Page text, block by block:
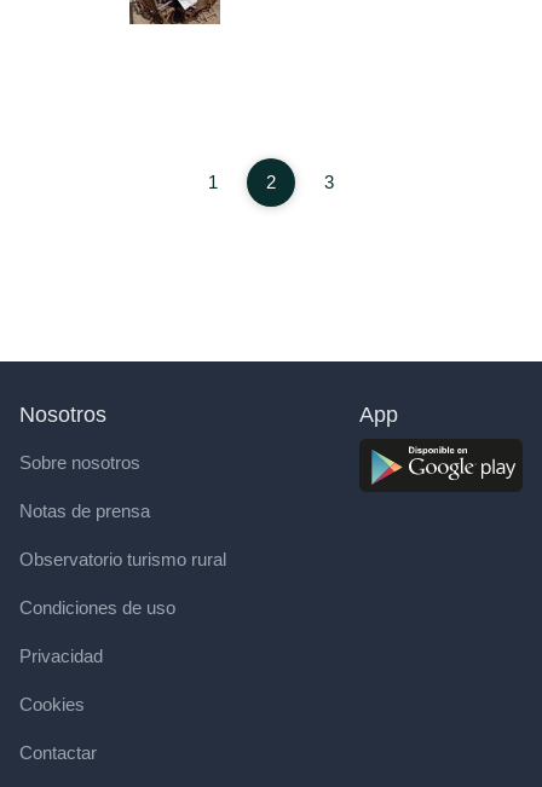
1 2 3
Nosotros
Sobre nosotros
Notas de prensa
Observatorio turismo rural
Condiciones de uso
Privacidad
Cookies
Contactar
App